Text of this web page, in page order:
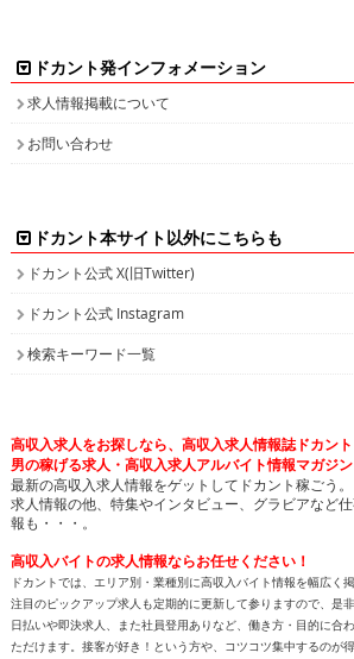
ドカント発インフォメーション
求人情報掲載について
お問い合わせ
ドカント本サイト以外にこちらも
ドカント公式 X(旧Twitter)
ドカント公式 Instagram
検索キーワード一覧
高収入求人をお探しなら、高収入求人情報誌ドカント
男の稼げる求人・高収入求人アルバイト情報マガジン
最新の高収入求人情報をゲットしてドカント稼ごう。
求人情報の他、特集やインタビュー、グラビアなど
報も・・・。
高収入バイトの求人情報ならお任せください！
ドカントでは、エリア別・業種別に高収入バイト情報を幅広く
注目のピックアップ求人も定期的に更新して参りますので、是
日払いや即決求人、また社員登用ありなど、働き方・目的に合
ただけます。接客が好き！という方や、コツコツ集中するのが